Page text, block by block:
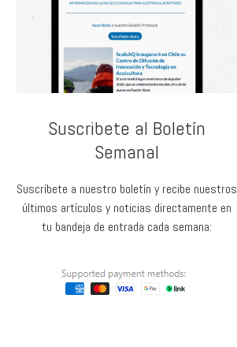
Suscribete al Boletín
Semanal
Suscríbete a nuestro boletín y recibe nuestros
últimos artículos y noticias directamente en
tu bandeja de entrada cada semana: